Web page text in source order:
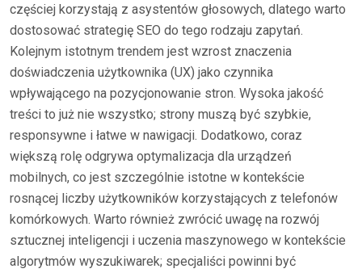
częściej korzystają z asystentów głosowych, dlatego warto
dostosować strategię SEO do tego rodzaju zapytań.
Kolejnym istotnym trendem jest wzrost znaczenia
doświadczenia użytkownika (UX) jako czynnika
wpływającego na pozycjonowanie stron. Wysoka jakość
treści to już nie wszystko; strony muszą być szybkie,
responsywne i łatwe w nawigacji. Dodatkowo, coraz
większą rolę odgrywa optymalizacja dla urządzeń
mobilnych, co jest szczególnie istotne w kontekście
rosnącej liczby użytkowników korzystających z telefonów
komórkowych. Warto również zwrócić uwagę na rozwój
sztucznej inteligencji i uczenia maszynowego w kontekście
algorytmów wyszukiwarek; specjaliści powinni być